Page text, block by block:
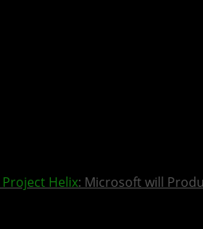
Project Helix: Microsoft will